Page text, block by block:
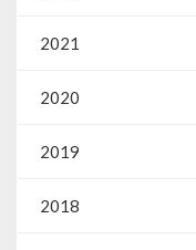
Transparência
Apresentação
2021
2020
2019
2018